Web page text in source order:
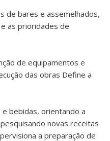
de bares e assemelhados,
as prioridades de
de equipamentos e
das obras Define a
bebidas, orientando a
novas receitas
a preparação de